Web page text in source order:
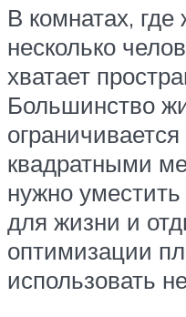
В комнатах, где
несколько
хватает
Большинство
квадратными
нужно
для жизни и
оптимизации
использовать